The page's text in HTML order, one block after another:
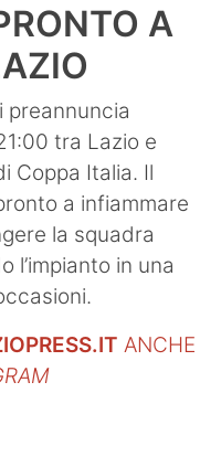
A
preannuncia
tra Lazio e
Coppa Italia. Il
a infiammare
la squadra
l’impianto in una
ANCHE